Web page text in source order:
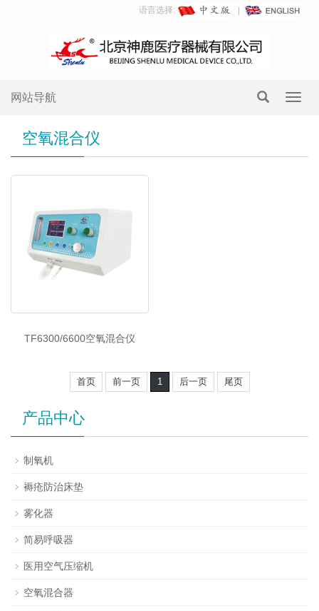
语言选择:
网站导航
空氧混合仪
TF6300/6600空氧混合仪
首页 前一页 1 后一页 尾页
产品中心
制氧机
褥疮防治床垫
雾化器
简易呼吸器
医用空气压缩机
空氧混合器